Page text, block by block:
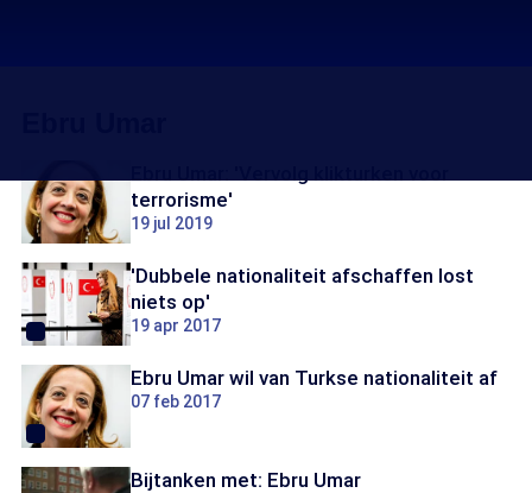
terrorisme'
19 jul 2019
'Dubbele nationaliteit afschaffen lost
niets op'
19 apr 2017
Ebru Umar wil van Turkse nationaliteit af
07 feb 2017
Bijtanken met: Ebru Umar